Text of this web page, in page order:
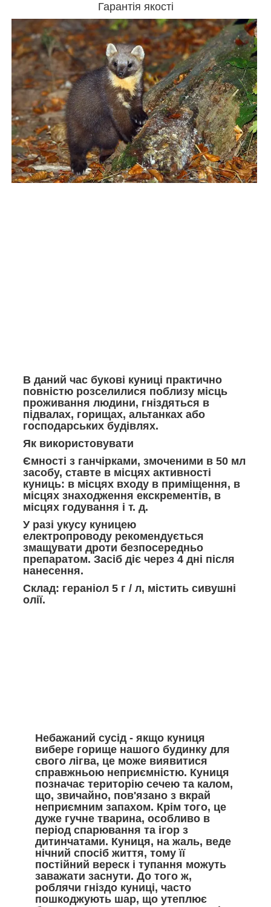
Гарантія якості
В даний час букові куниці практично
повністю розселилися поблизу місць
проживання людини, гніздяться в
підвалах, горищах, альтанках або
господарських будівлях.
Як використовувати
Ємності з ганчірками, змоченими в 50 мл
засобу, ставте в місцях активності
куниць: в місцях входу в приміщення, в
місцях знаходження екскрементів, в
місцях годування і т. д.
У разі укусу куницею
електропроводу рекомендується
змащувати дроти безпосередньо
препаратом. Засіб діє через 4 дні після
нанесення.
Склад: гераніол 5 г / л, містить сивушні
олії.
Небажаний сусід - якщо куниця
вибере горище нашого будинку для
свого лігва, це може виявитися
справжньою неприємністю. Куниця
позначає територію сечею та калом,
що, звичайно, пов'язано з вкрай
неприємним запахом. Крім того, це
дуже гучне тварина, особливо в
період спарювання та ігор з
дитинчатами. Куниця, на жаль, веде
нічний спосіб життя, тому її
постійний вереск і тупання можуть
заважати заснути. До того ж,
роблячи гніздо куниці, часто
пошкоджують шар, що утеплює